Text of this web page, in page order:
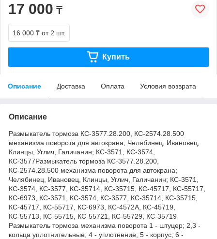
17 000 ₸
16 000 ₸ от 2 шт.
Купить
Описание Доставка Оплата Условия возврата
Описание
Размыкатель тормоза КС-3577.28.200, КС-2574.28.500
механизма поворота для автокрана; Челябинец, Ивановец,
Клинцы, Углич, Галичанин; КС-3571, КС-3574,
КС-3577Размыкатель тормоза КС-3577.28.200,
КС-2574.28.500 механизма поворота для автокрана;
Челябинец, Ивановец, Клинцы, Углич, Галичанин; КС-3571,
КС-3574, КС-3577, КС-35714, КС-35715, КС-45717, КС-55717,
КС-6973, КС-3571, КС-3574, КС-3577, КС-35714, КС-35715,
КС-45717, КС-55717, КС-6973, КС-4572А, КС-45719,
КС-55713, КС-55715, КС-55721, КС-55729, КС-35719
Размыкатель тормоза механизма поворота 1 - штуцер; 2,3 -
кольца уплотнительные; 4 - уплотнение; 5 - корпус; 6 -